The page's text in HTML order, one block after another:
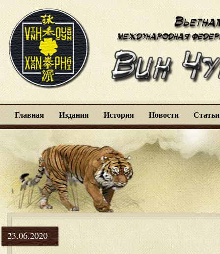
Главная Издания История Новости Статьи
23.06.2020